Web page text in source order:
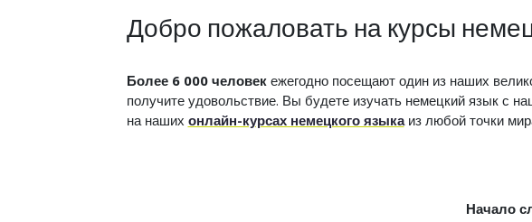
Добро пожаловать на курсы
Более 6 000 человекежегодно посещают один из наших
получите удовольствие. Вы будете изучать немецкий язык с
на наших онлайн-курсах немецкого языкаиз любой точки
Начало